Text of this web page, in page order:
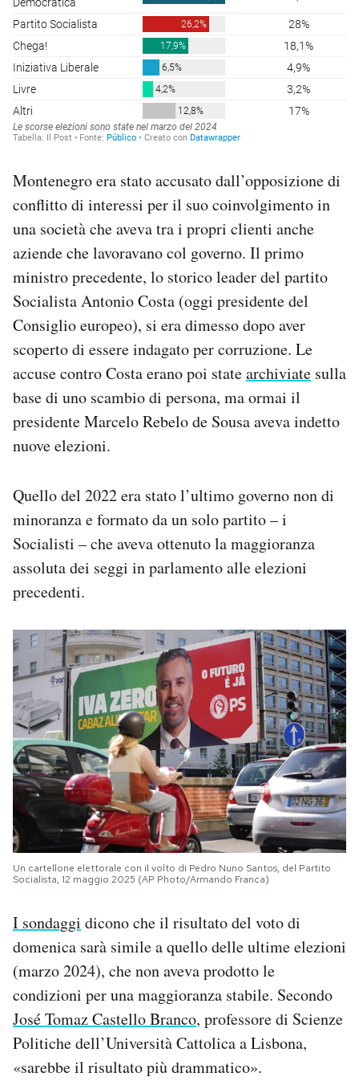
Montenegro era stato accusato dall’opposizione di
conflitto di interessi per il suo coinvolgimento in
una società che aveva tra i propri clienti anche
aziende che lavoravano col governo. Il primo
ministro precedente, lo storico leader del partito
Socialista Antonio Costa (oggi presidente del
Consiglio europeo), si era dimesso dopo aver
scoperto di essere indagato per corruzione. Le
accuse contro Costa erano poi statearchiviate sulla
base di uno scambio di persona, ma ormai il
presidente Marcelo Rebelo de Sousa aveva indetto
nuove elezioni.
Quello del 2022 era stato l’ultimo governo non di
minoranza e formato da un solo partito – i
Socialisti – che aveva ottenuto la maggioranza
assoluta dei seggi in parlamento alle elezioni
precedenti.
Un cartellone elettorale con il volto di Pedro Nuno Santos, del Partito
Socialista, 12 maggio 2025 (AP Photo/Armando Franca)
I sondaggi dicono che il risultato del voto di
domenica sarà simile a quello delle ultime elezioni
(marzo 2024), che non aveva prodotto le
condizioni per una maggioranza stabile. Secondo
José Tomaz Castello Branco, professore di Scienze
Politiche dell’Università Cattolica a Lisbona,
«sarebbe il risultato più drammatico».